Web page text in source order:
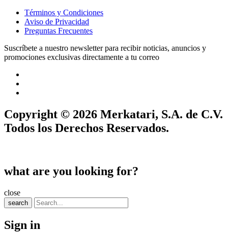
Términos y Condiciones
Aviso de Privacidad
Preguntas Frecuentes
Suscríbete a nuestro newsletter para recibir noticias, anuncios y
promociones exclusivas directamente a tu correo
Copyright © 2026 Merkatari, S.A. de C.V.
Todos los Derechos Reservados.
what are you looking for?
close
search
Sign in